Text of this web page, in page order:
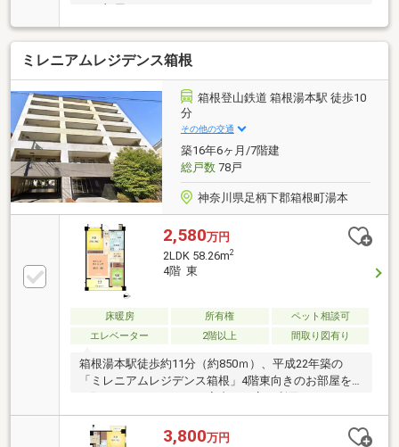
なお部屋です。
ミレニアムレジデンス箱根
箱根登山鉄道 箱根湯本駅 徒歩10
分
その他の交通
築16年6ヶ月/7階建
総戸数78戸
神奈川県足柄下郡箱根町湯本
2,580万円
2LDK 58.26m2
4階 東
床暖房 所有権
ペット相談可
エレベーター
2階以上 間取り図有り
箱根湯本駅徒歩約11分（約850ｍ）、平成22年築の
「ミレニアムレジデンス箱根」4階東向きのお部屋を
お預かりいたしました。室内は丁寧に利用されてお
り、状態は良好です。午前中は日当たり良好の東向き
のお部屋ですが、バルコニーからは戦国武将ゆかりの
3,800万円